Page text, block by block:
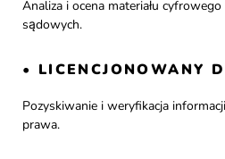
Analiza i ocena materiału
sądowych.
• LICENCJONOWANY
Pozyskiwanie i weryfikacja
prawa.